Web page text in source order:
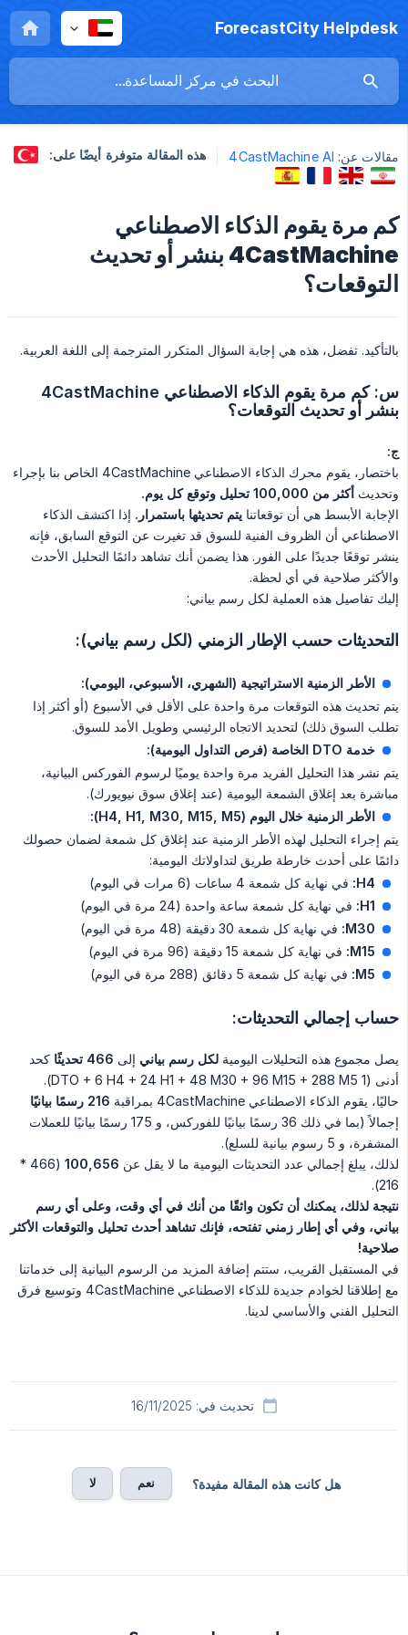
ForecastCity Helpdesk
مقالات عن: 4CastMachine AI هذه المقالة متوفرة أيضًا على:
كم مرة يقوم الذكاء الاصطناعي
4CastMachine بنشر أو تحديث
التوقعات؟
بالتأكيد. تفضل، هذه هي إجابة السؤال المتكرر المترجمة إلى اللغة العربية.
بنشر أو تحديث التوقعات؟
ج:
باختصار، يقوم محرك الذكاء الاصطناعي 4CastMachine الخاص بنا بإجراء
وتحديث أكثر من 100,000 تحليل وتوقع كل يوم.
الإجابة الأبسط هي أن توقعاتنا يتم تحديثها باستمرار. إذا اكتشف الذكاء
الاصطناعي أن الظروف الفنية للسوق قد تغيرت عن التوقع السابق، فإنه
ينشر توقعًا جديدًا على الفور. هذا يضمن أنك تشاهد دائمًا التحليل الأحدث
والأكثر صلاحية في أي لحظة.
إليك تفاصيل هذه العملية لكل رسم بياني:
التحديثات حسب الإطار الزمني (لكل رسم بياني):
الأطر الزمنية الاستراتيجية (الشهري، الأسبوعي، اليومي):
يتم تحديث هذه التوقعات مرة واحدة على الأقل في الأسبوع (أو أكثر إذا
تطلب السوق ذلك) لتحديد الاتجاه الرئيسي وطويل الأمد للسوق.
خدمة DTO الخاصة (فرص التداول اليومية):
يتم نشر هذا التحليل الفريد مرة واحدة يوميًا لرسوم الفوركس البيانية،
مباشرة بعد إغلاق الشمعة اليومية (عند إغلاق سوق نيويورك).
الأطر الزمنية خلال اليوم (H4, H1, M30, M15, M5):
يتم إجراء التحليل لهذه الأطر الزمنية عند إغلاق كل شمعة لضمان حصولك
دائمًا على أحدث خارطة طريق لتداولاتك اليومية:
H4: في نهاية كل شمعة 4 ساعات (6 مرات في اليوم)
H1: في نهاية كل شمعة ساعة واحدة (24 مرة في اليوم)
M30: في نهاية كل شمعة 30 دقيقة (48 مرة في اليوم)
M15: في نهاية كل شمعة 15 دقيقة (96 مرة في اليوم)
M5: في نهاية كل شمعة 5 دقائق (288 مرة في اليوم)
حساب إجمالي التحديثات:
يصل مجموع هذه التحليلات اليومية لكل رسم بياني إلى 466 تحديثًا
كحد
أدنى (1 DTO + 6 H4 + 24 H1 + 48 M30 + 96 M15 + 288 M5).
حاليًا، يقوم الذكاء الاصطناعي 4CastMachine بمراقبة
216 رسمًا بيانيًا
إجمالاً (بما في ذلك 36 رسمًا بيانيًا للفوركس، و 175 رسمًا بيانيًا للعملات
المشفرة، و 5 رسوم بيانية للسلع).
لذلك، يبلغ إجمالي عدد التحديثات اليومية ما لا يقل عن 100,656
(466 *
216).
صلاحية!
في المستقبل القريب، ستتم إضافة المزيد من الرسوم البيانية إلى خدماتنا
مع إطلاقنا لخوادم جديدة للذكاء الاصطناعي 4CastMachine وتوسيع فرق
التحليل الفني والأساسي لدينا.
تحديث في: 16/11/2025
هل كانت هذه المقالة مفيدة؟ نعم لا